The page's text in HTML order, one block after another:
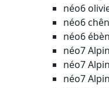
néo6
néo6
néo6
néo7
néo7
néo7